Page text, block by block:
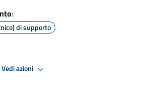
:
di supporto
Vedi azioni